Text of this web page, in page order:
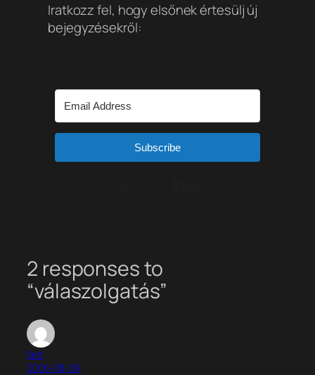
Iratkozz fel, hogy elsőnek értesülj új
bejegyzésekről:
Subscribe
2 responses to
“válaszolgatás”
Kelt
2006-08-09